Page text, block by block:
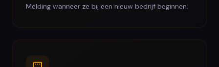
Melding wanneer ze bij een nieuw bedrijf beginnen.